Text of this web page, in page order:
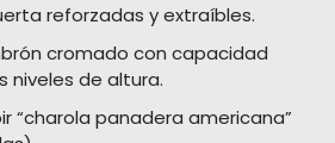
reforzadas y extraíbles.
cromado con capacidad
niveles de altura.
“charola panadera americana”